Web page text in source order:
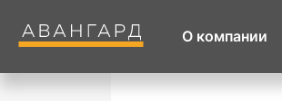
О компании